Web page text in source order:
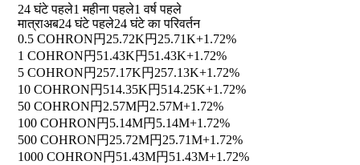
24 घंटे पहले1 महीना पहले1 वर्ष पहले
मात्राअब24 घंटे पहले24 घंटे का परिवर्तन
0.5 COHRON円25.72K円25.71K+1.72%
1 COHRON円51.43K円51.43K+1.72%
5 COHRON円257.17K円257.13K+1.72%
10 COHRON円514.35K円514.25K+1.72%
50 COHRON円2.57M円2.57M+1.72%
100 COHRON円5.14M円5.14M+1.72%
500 COHRON円25.72M円25.71M+1.72%
1000 COHRON円51.43M円51.43M+1.72%